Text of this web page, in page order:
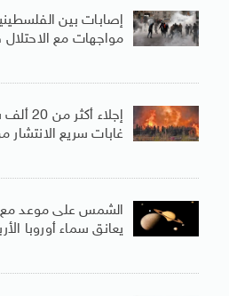
إصابات بين
مواجهات مع
إجلاء
غابات سريع الانتشار
الشمس على موعد مع
يعانق سماء أوروبا